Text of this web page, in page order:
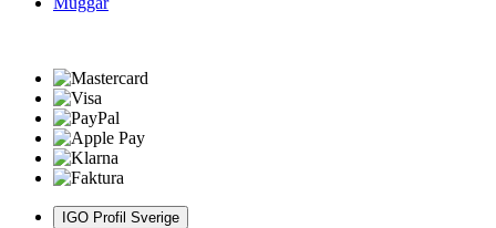
IGO Profil Sverige